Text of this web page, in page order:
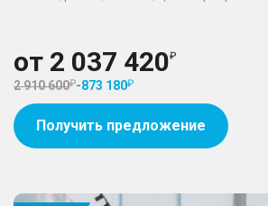
от 2 037 420
2 910 600 -873 180
Получить предложение